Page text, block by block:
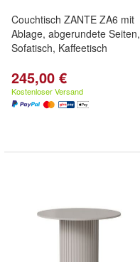
Couchtisch ZANTE ZA6 mit
Ablage, abgerundete Seiten,
Sofatisch, Kaffeetisch
245,00 €
Kostenloser Versand